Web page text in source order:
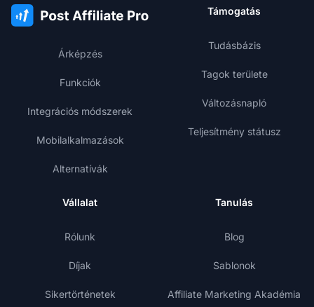
Árképzés
Funkciók
Integrációs módszerek
Mobilalkalmazások
Alternatívák
Támogatás
Tudásbázis
Tagok területe
Változásnapló
Teljesítmény státusz
Vállalat
Rólunk
Díjak
Sikertörténetek
Tanulás
Blog
Sablonok
Affiliate Marketing Akadémia